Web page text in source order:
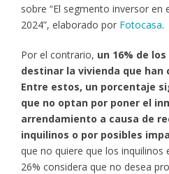
sobre “El segmento inversor
2024”, elaborado por Fotocasa.
Por el contrario, un 16% de
destinar la vivienda que han
Entre estos, un porcentaje
que no optan por poner el
arrendamiento a causa de
inquilinos o por posibles
que no quiere que los inquilinos
26% considera que no desea